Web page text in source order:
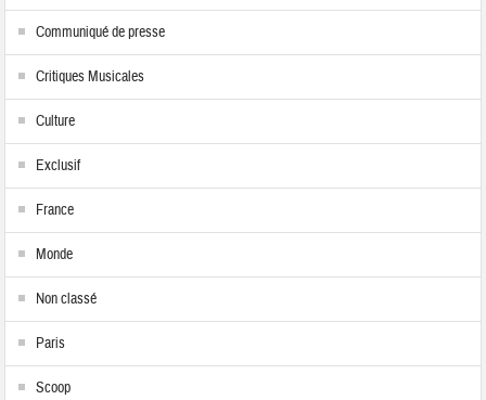
Communiqué de presse
Critiques Musicales
Culture
Exclusif
France
Monde
Non classé
Paris
Scoop